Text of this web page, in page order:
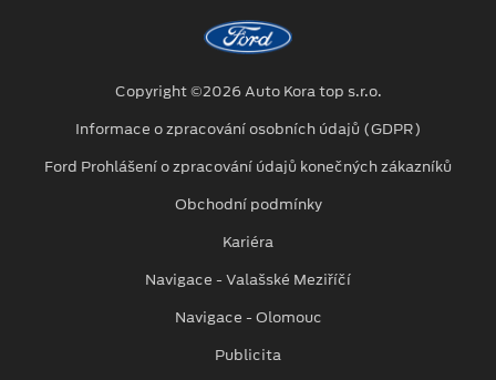
Copyright ©2026 Auto Kora top s.r.o.
Informace o zpracování osobních údajů (GDPR)
Ford Prohlášení o zpracování údajů konečných zákazníků
Obchodní podmínky
Kariéra
Navigace - Valašské Meziříčí
Navigace - Olomouc
Publicita